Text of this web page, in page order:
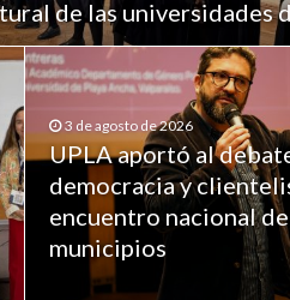
de las universidades
3 de agosto de 2026
UPLA aportó al
democracia y
encuentro nacional de
municipios